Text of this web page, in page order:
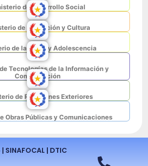
de Desarrollo Social
de Educación y Cultura
de la Niñez y Adolescencia
Tecnologías de la Información y
Comunicación
de Relaciones Exteriores
Obras Públicas y Comunicaciones
| DTIC